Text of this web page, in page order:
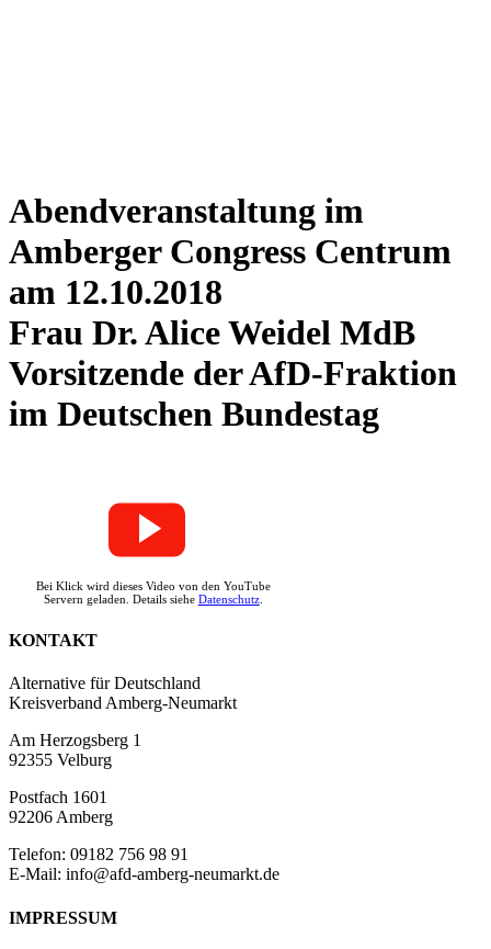
Abendveranstaltung im
Amberger Congress Centrum
am 12.10.2018
Frau Dr. Alice Weidel MdB
Vorsitzende der AfD-Fraktion
im Deutschen Bundestag
Bei Klick wird dieses Video von den YouTube
Servern geladen. Details siehe Datenschutz.
KONTAKT
Alternative für Deutschland
Kreisverband Amberg-Neumarkt
Am Herzogsberg 1
92355 Velburg
Postfach 1601
92206 Amberg
Telefon: 09182 756 98 91
E-Mail: info@afd-amberg-neumarkt.de
IMPRESSUM